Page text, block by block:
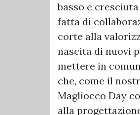
basso e
fatta di
corte alla
nascita di nuovi
mettere in
che, come il
Magliocco Day
alla